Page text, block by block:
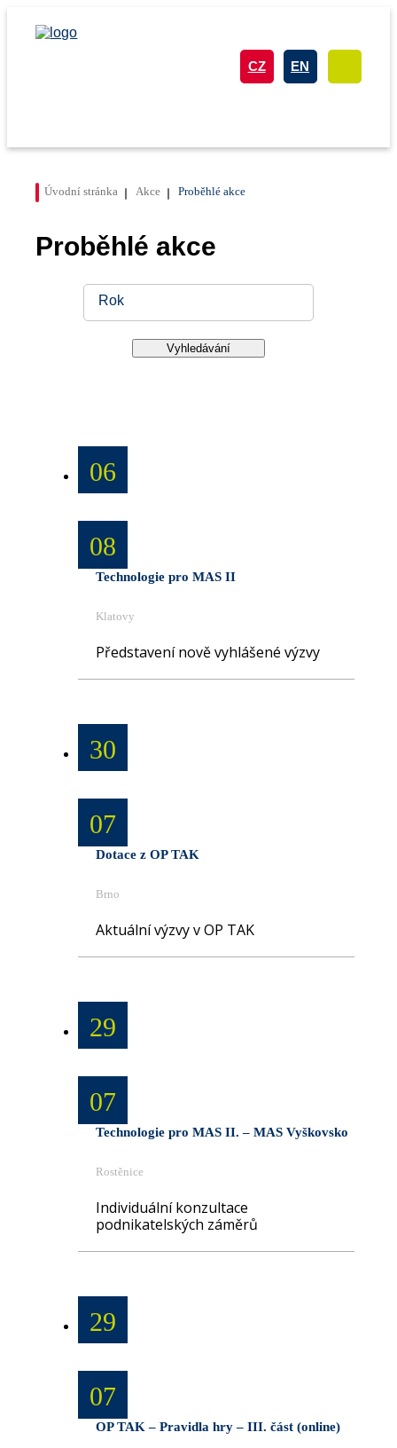
CZ EN
Úvodní stránka Akce Proběhlé akce
Proběhlé akce
Rok
Vyhledávání
06
08
Technologie pro MAS II
Klatovy
Představení nově vyhlášené výzvy
30
07
Dotace z OP TAK
Brno
Aktuální výzvy v OP TAK
29
07
Technologie pro MAS II. – MAS Vyškovsko
Rostěnice
Individuální konzultace
podnikatelských záměrů
29
07
OP TAK – Pravidla hry – III. část (online)